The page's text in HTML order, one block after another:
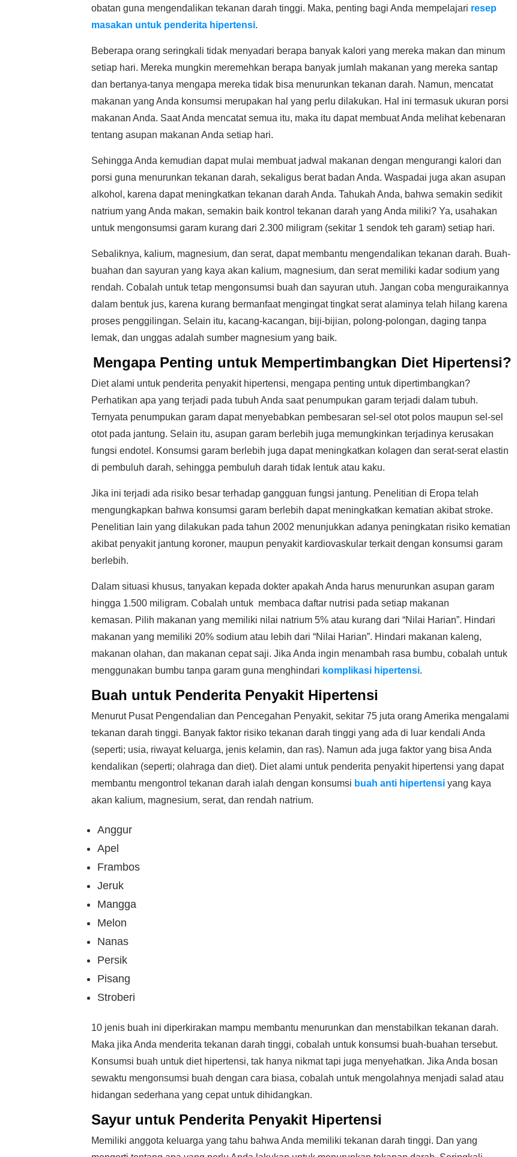
obatan guna mengendalikan tekanan darah tinggi. Maka, penting bagi Anda mempelajari resep
masakan untuk penderita hipertensi.
Beberapa orang seringkali tidak menyadari berapa banyak kalori yang mereka makan dan minum
setiap hari. Mereka mungkin meremehkan berapa banyak jumlah makanan yang mereka santap
dan bertanya-tanya mengapa mereka tidak bisa menurunkan tekanan darah. Namun, mencatat
makanan yang Anda konsumsi merupakan hal yang perlu dilakukan. Hal ini termasuk ukuran porsi
makanan Anda. Saat Anda mencatat semua itu, maka itu dapat membuat Anda melihat kebenaran
tentang asupan makanan Anda setiap hari.
Sehingga Anda kemudian dapat mulai membuat jadwal makanan dengan mengurangi kalori dan
porsi guna menurunkan tekanan darah, sekaligus berat badan Anda. Waspadai juga akan asupan
alkohol, karena dapat meningkatkan tekanan darah Anda. Tahukah Anda, bahwa semakin sedikit
natrium yang Anda makan, semakin baik kontrol tekanan darah yang Anda miliki? Ya, usahakan
untuk mengonsumsi garam kurang dari 2.300 miligram (sekitar 1 sendok teh garam) setiap hari.
Sebaliknya, kalium, magnesium, dan serat, dapat membantu mengendalikan tekanan darah. Buah-
buahan dan sayuran yang kaya akan kalium, magnesium, dan serat memiliki kadar sodium yang
rendah. Cobalah untuk tetap mengonsumsi buah dan sayuran utuh. Jangan coba menguraikannya
dalam bentuk jus, karena kurang bermanfaat mengingat tingkat serat alaminya telah hilang karena
proses penggilingan. Selain itu, kacang-kacangan, biji-bijian, polong-polongan, daging tanpa
lemak, dan unggas adalah sumber magnesium yang baik.
Mengapa Penting untuk Mempertimbangkan Diet Hipertensi?
Diet alami untuk penderita penyakit hipertensi, mengapa penting untuk dipertimbangkan?
Perhatikan apa yang terjadi pada tubuh Anda saat penumpukan garam terjadi dalam tubuh.
Ternyata penumpukan garam dapat menyebabkan pembesaran sel-sel otot polos maupun sel-sel
otot pada jantung. Selain itu, asupan garam berlebih juga memungkinkan terjadinya kerusakan
fungsi endotel. Konsumsi garam berlebih juga dapat meningkatkan kolagen dan serat-serat elastin
di pembuluh darah, sehingga pembuluh darah tidak lentuk atau kaku.
Jika ini terjadi ada risiko besar terhadap gangguan fungsi jantung. Penelitian di Eropa telah
mengungkapkan bahwa konsumsi garam berlebih dapat meningkatkan kematian akibat stroke.
Penelitian lain yang dilakukan pada tahun 2002 menunjukkan adanya peningkatan risiko kematian
akibat penyakit jantung koroner, maupun penyakit kardiovaskular terkait dengan konsumsi garam
berlebih.
Dalam situasi khusus, tanyakan kepada dokter apakah Anda harus menurunkan asupan garam
hingga 1.500 miligram. Cobalah untuk membaca daftar nutrisi pada setiap makanan
kemasan. Pilih makanan yang memiliki nilai natrium 5% atau kurang dari “Nilai Harian”. Hindari
makanan yang memiliki 20% sodium atau lebih dari “Nilai Harian”. Hindari makanan kaleng,
makanan olahan, dan makanan cepat saji. Jika Anda ingin menambah rasa bumbu, cobalah untuk
menggunakan bumbu tanpa garam guna menghindari komplikasi hipertensi.
Buah untuk Penderita Penyakit Hipertensi
Menurut Pusat Pengendalian dan Pencegahan Penyakit, sekitar 75 juta orang Amerika mengalami
tekanan darah tinggi. Banyak faktor risiko tekanan darah tinggi yang ada di luar kendali Anda
(seperti; usia, riwayat keluarga, jenis kelamin, dan ras). Namun ada juga faktor yang bisa Anda
kendalikan (seperti; olahraga dan diet). Diet alami untuk penderita penyakit hipertensi yang dapat
membantu mengontrol tekanan darah ialah dengan konsumsi buah anti hipertensi yang kaya
akan kalium, magnesium, serat, dan rendah natrium.
Anggur
Apel
Frambos
Jeruk
Mangga
Melon
Nanas
Persik
Pisang
Stroberi
10 jenis buah ini diperkirakan mampu membantu menurunkan dan menstabilkan tekanan darah.
Maka jika Anda menderita tekanan darah tinggi, cobalah untuk konsumsi buah-buahan tersebut.
Konsumsi buah untuk diet hipertensi, tak hanya nikmat tapi juga menyehatkan. Jika Anda bosan
sewaktu mengonsumsi buah dengan cara biasa, cobalah untuk mengolahnya menjadi salad atau
hidangan sederhana yang cepat untuk dihidangkan.
Sayur untuk Penderita Penyakit Hipertensi
Memiliki anggota keluarga yang tahu bahwa Anda memiliki tekanan darah tinggi. Dan yang